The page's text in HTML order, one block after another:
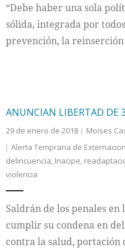
“Debe haber una sola
sólida, integrada por
prevención, la
ANUNCIAN LIBERTAD DE
29 de enero de 2018 Moises
Alerta Temprana de
delincuencia, Inacipe,
violencia
Saldrán de los penales en
cumplir su condena en
contra la salud, portación